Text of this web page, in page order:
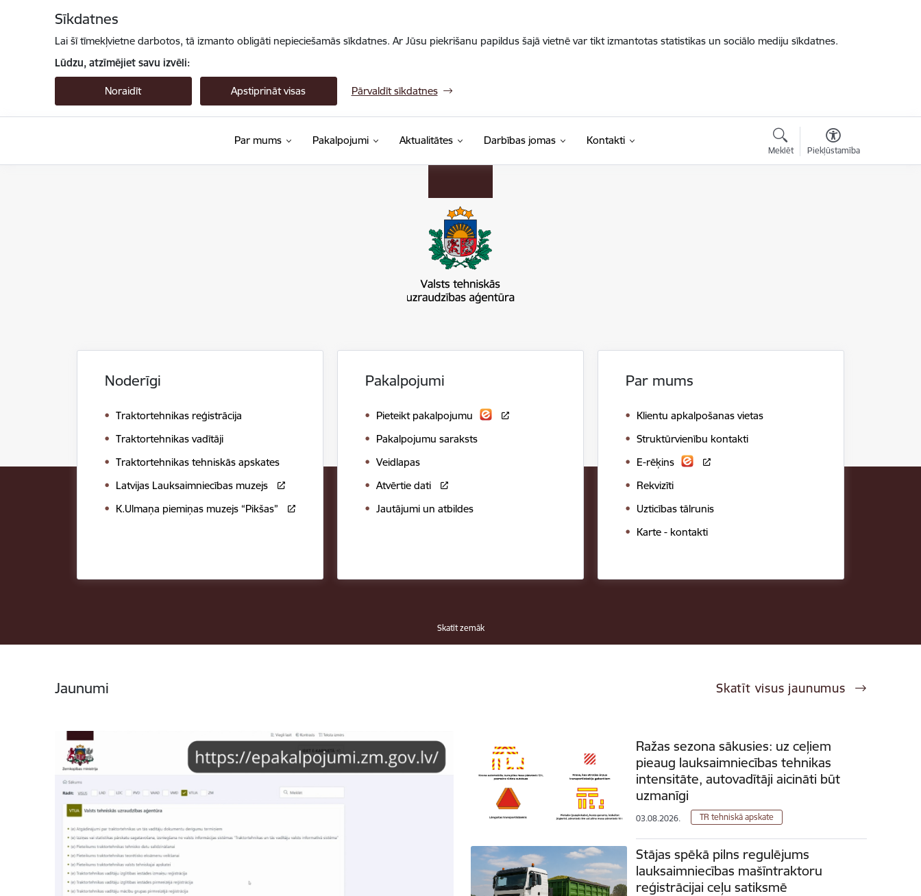
Sīkdatnes
Lai šī tīmekļvietne darbotos, tā izmanto obligāti nepieciešamās sīkdatnes. Ar Jūsu piekrišanu papildus šajā vietnē var tikt izmantotas statistikas un sociālo mediju sīkdatnes.
Lūdzu, atzīmējiet savu izvēli:
Noraidīt Apstiprināt visas Pārvaldīt sīkdatnes
Par mums Pakalpojumi Aktualitātes Darbības jomas Kontakti
Meklēt Piekļūstamība
Noderīgi
Traktortehnikas reģistrācija
Traktortehnikas vadītāji
Traktortehnikas tehniskās apskates
Latvijas Lauksaimniecības muzejs
K.Ulmaņa piemiņas muzejs “Pikšas”
Pakalpojumi
Pieteikt pakalpojumu
Pakalpojumu saraksts
Veidlapas
Atvērtie dati
Jautājumi un atbildes
Par mums
Klientu apkalpošanas vietas
Struktūrvienību kontakti
E-rēķins
Rekvizīti
Uzticības tālrunis
Karte - kontakti
Skatīt zemāk
Jaunumi Skatīt visus jaunumus
Ražas sezona sākusies: uz ceļiem
pieaug lauksaimniecības tehnikas
intensitāte, autovadītāji aicināti būt
uzmanīgi
03.08.2026. TR tehniskā apskate
Stājas spēkā pilns regulējums
lauksaimniecības mašīntraktoru
reģistrācijai ceļu satiksmē